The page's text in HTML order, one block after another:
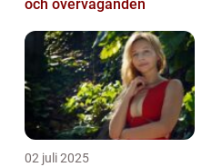
och överväganden
02 juli 2025